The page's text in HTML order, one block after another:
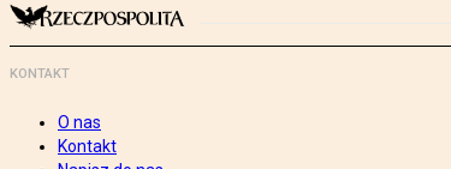
KONTAKT
O nas
Kontakt